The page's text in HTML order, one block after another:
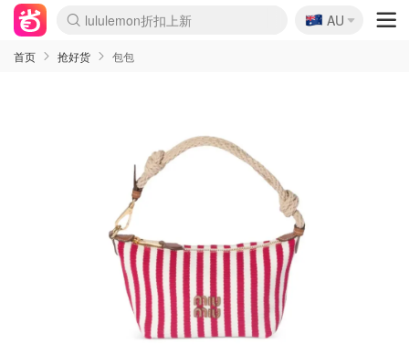
lululemon折扣上新
Sasa美妆护肤3.5折
SSENSE年中3折
FreshBeauty好价汇总
Cettire降价+叠9折
Farfetch折上8折
WWS Coles超市实拍
viagogo二手票捡漏
Myer清仓1折起
The Outnet奢牌1折起
David Jones 3折起
Flannels大牌1折
Perfumes Club护肤1折
AMIRO返校季6.2折
Oweek抽奖送Airpods
Amazon折扣汇总
eToro入金$200送$50
Amazon数码好物
ICONIC本周7.5折
ThedoubleF高奢地板价
Moose Knuckles 6折
丝芙兰5折起
EUFY官网3.7折起
Selenichast首饰2折
Trip机票酒店促销
YSL送5件彩妆礼
Amazon家居好物
BIGBANG巡演开票
David Jones时尚3折
Amazon美妆护肤
雅漾大喷$8
过敏原检测盒$33
伊索独家赠50ml沐浴露
科颜氏清仓3折
SEALIFE海洋馆门票6折
丝塔芙大白罐$16
订阅Newsletter送香薰
Cult Beauty 6.8折
Harrods圣诞日历2.3折
LN-CC奢牌私促3折
d'Alba空姐喷雾$16
EVE LOM套装逆天2折
Bernardelli独家4折
Adore Beauty 6折起
CT圣诞日历
Mytheresa奢品2.7折
Luxury Escapes 9折
Currentbody美容仪9折
卡诗9折+赠4件礼
MOON Garden Live
ALLSAINTS美衣3折
Roborock扫地机3.7折
Tingo Life水杯$24
Valentino官网5折
CR洗发护发6.3折
🇦🇺
AU
首页 抢好货 包包